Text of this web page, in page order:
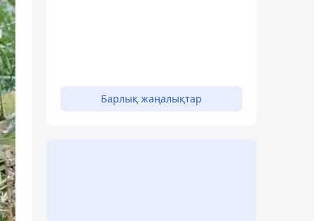
Барлық жаңалықтар